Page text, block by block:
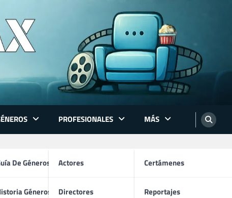
De Géneros
Géneros TV
PROFESIONALES
Actores
Directores
MÁS
Certámenes
Reportajes